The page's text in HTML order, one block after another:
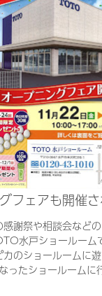
フェアも開催さ
感謝祭や相談会など
水戸ショールーム
のショールームに遊
ったショールーム